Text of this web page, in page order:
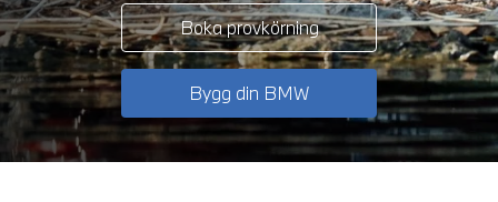
Boka provkörning
Bygg din BMW